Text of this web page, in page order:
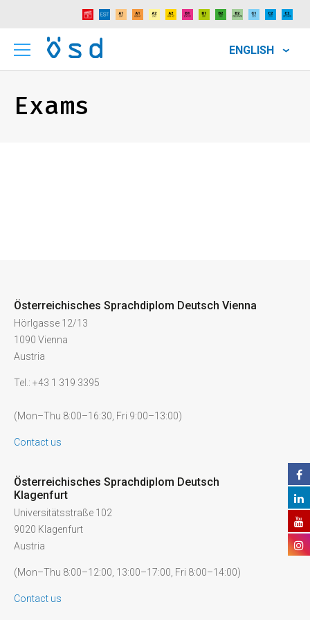
ENGLISH
Exams
Österreichisches Sprachdiplom Deutsch Vienna
Hörlgasse 12/13
1090 Vienna
Austria
Tel.: +43 1 319 3395
(Mon–Thu 8:00–16:30, Fri 9:00–13:00)
Contact us
Österreichisches Sprachdiplom Deutsch
Klagenfurt
Universitätsstraße 102
9020 Klagenfurt
Austria
(Mon–Thu 8:00–12:00, 13:00–17:00, Fri 8:00–14:00)
Contact us